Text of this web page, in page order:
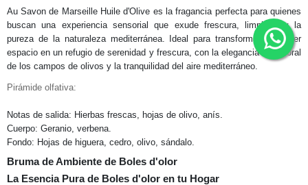
Au Savon de Marseille Huile d'Olive es la fragancia perfecta para quienes
buscan una experiencia sensorial que exude frescura, limpieza y la
pureza de la naturaleza mediterránea. Ideal para transformar cualquier
espacio en un refugio de serenidad y frescura, con la elegancia atemporal
de los campos de olivos y la tranquilidad del aire mediterráneo.
Pirámide olfativa:
Notas de salida: Hierbas frescas, hojas de olivo, anís.
Cuerpo: Geranio, verbena.
Fondo: Hojas de higuera, cedro, olivo, sándalo.
Bruma de Ambiente de Boles d'olor
La Esencia Pura de Boles d'olor en tu Hogar